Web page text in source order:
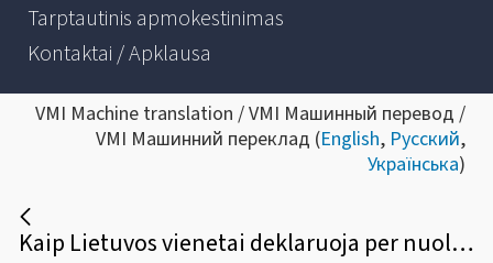
Tarptautinis apmokestinimas
Kontaktai / Apklausa
VMI Machine translation / VMI Машинный перевод /
VMI Машинний переклад (English, Русский,
Українська)
Kaip Lietuvos vienetai deklaruoja per nuolatines buveines užsienio valstybėje gautas pajamas?